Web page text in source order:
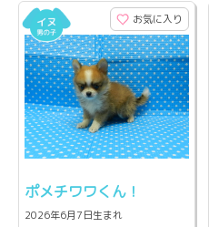
お気に入り
ポメチワワくん！
2026年6月7日生まれ